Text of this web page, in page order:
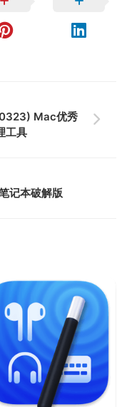
Mac优秀
工具
记本破解版